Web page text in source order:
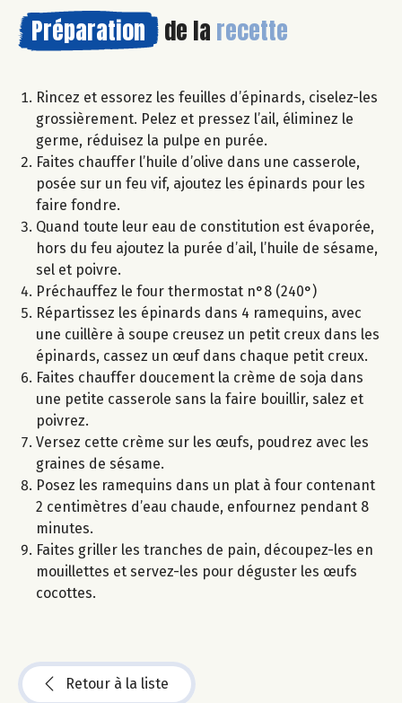
Préparation de la recette
Rincez et essorez les feuilles d’épinards, ciselez-les
grossièrement. Pelez et pressez l’ail, éliminez le
germe, réduisez la pulpe en purée.
Faites chauffer l’huile d’olive dans une casserole,
posée sur un feu vif, ajoutez les épinards pour les
faire fondre.
Quand toute leur eau de constitution est évaporée,
hors du feu ajoutez la purée d’ail, l’huile de sésame,
sel et poivre.
Préchauffez le four thermostat n°8 (240°)
Répartissez les épinards dans 4 ramequins, avec
une cuillère à soupe creusez un petit creux dans les
épinards, cassez un œuf dans chaque petit creux.
Faites chauffer doucement la crème de soja dans
une petite casserole sans la faire bouillir, salez et
poivrez.
Versez cette crème sur les œufs, poudrez avec les
graines de sésame.
Posez les ramequins dans un plat à four contenant
2 centimètres d’eau chaude, enfournez pendant 8
minutes.
Faites griller les tranches de pain, découpez-les en
mouillettes et servez-les pour déguster les œufs
cocottes.
Retour à la liste